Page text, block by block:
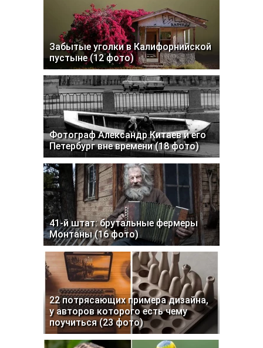
Забытые уголки в Калифорнийской
пустыне (12 фото)
Фотограф Александр Китаев и его
Петербург вне времени (18 фото)
41-й штат: брутальные фермеры
Монтаны (16 фото)
22 потрясающих примера дизайна,
у авторов которого есть чему
поучиться (23 фото)